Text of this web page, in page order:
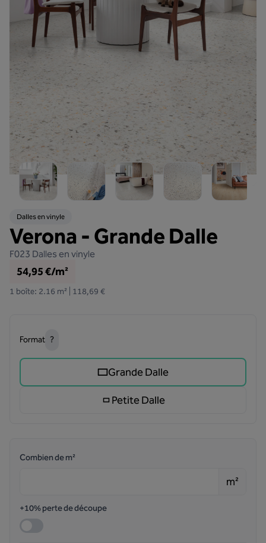
Dalles en vinyle
Verona - Grande Dalle
F023 Dalles en vinyle
54,95 €/m²
1 boîte: 2.16 m² | 118,69 €
Format ?
Grande Dalle
Petite Dalle
Combien de m²
m²
+10% perte de découpe